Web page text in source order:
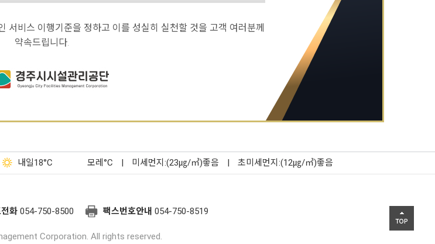
서비스 이행기준을 정하고 이를 성실히 실천할 것을 고객 여러분께
약속드립니다.
내일18°C 모레 °C | 미세먼지:(23㎍/㎥)좋음 | 초미세먼지:(12㎍/㎥)좋음
화 054-750-8500 팩스번호안내 054-750-8519
Corporation. All rights reserved.